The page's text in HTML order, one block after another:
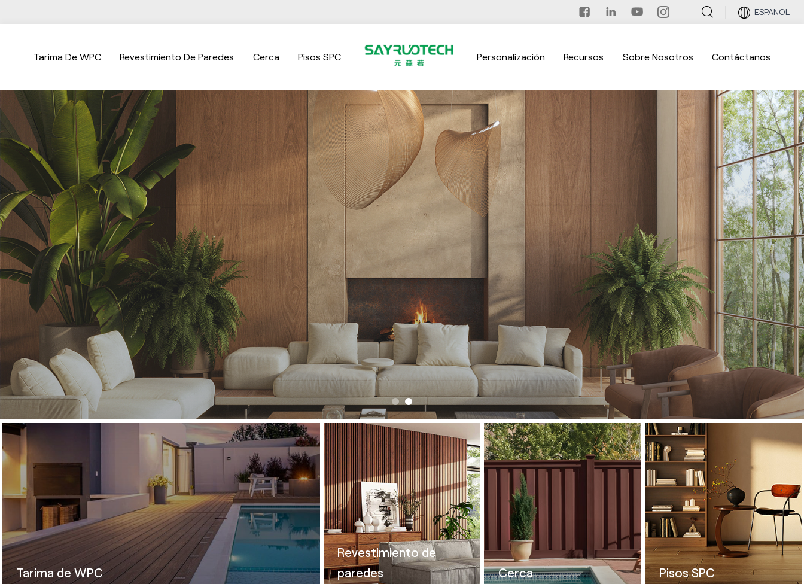
ESPAÑOL
Tarima De WPC Revestimiento De Paredes Cerca Pisos SPC Personalización Recursos Sobre Nosotros Contáctanos
Atemporal por naturaleza 01
Producimos principalmente WPC, ampliamente utilizado para terrazas,
cercas, paneles de pared, techos, barandillas, baldosas para terrazas, bancos,
macetas y pérgolas.
EXPLORAR PRODUCTOS
Tarima de WPC
Revestimiento de
paredes
Cerca Pisos SPC